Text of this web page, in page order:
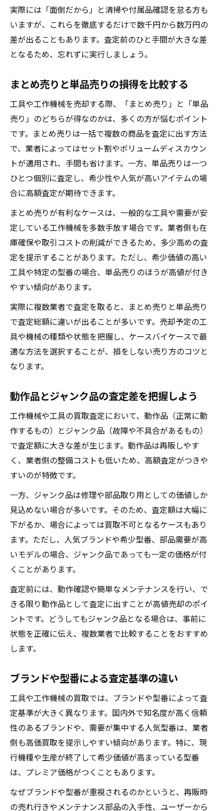
実際には「面倒だから」と清掃や付属品確認を怠る方も
いますが、これらを徹底するだけで数千円から数万円の
差が出ることもあります。査定前のひと手間が大きな差
となるため、忘れずに実行しましょう。
まとめ売りと単品売りの損得を比較する
工具や工作機械を売却する際、「まとめ売り」と「単品
売り」のどちらが得なのかは、多くの方が悩むポイント
です。まとめ売りは一括で複数の商品を査定に出す方法
で、業者によってはセット割やボリュームディスカウン
トが適用され、手間も省けます。一方、単品売りは一つ
ひとつ個別に査定し、希少性や人気が高いアイテムの場
合に高額査定が期待できます。
まとめ売りが有利なケースは、一般的な工具や需要が安
定している工作機械を多数手放す場合です。業者側も在
庫確保や取引コストの削減ができるため、多少高めの査
定を提示することがあります。ただし、希少価値の高い
工具や特定の型番の場合、単品売りのほうが高値が付き
やすい傾向があります。
実際に複数業者で査定を取ると、まとめ売りと単品売り
で査定総額に違いが出ることが多いです。売却予定の工
具や機械の種類や状態を把握し、ケースバイケースで最
適な方法を選択することが、損をしない売り方のコツと
なります。
動作品とジャンク品の査定差を把握しよう
工作機械や工具の買取査定において、動作品（正常に動
作するもの）とジャンク品（故障や不具合があるもの）
で査定額に大きな差が生じます。動作品は再販しやす
く、業者側の整備コストも低いため、高額査定がつきや
すいのが特徴です。
一方、ジャンク品は修理や部品取り用としての価値しか
見込めない場合が多いです。そのため、査定額は大幅に
下がるか、場合によっては買取不可となるケースもあり
ます。ただし、人気ブランドや希少型番、部品需要が高
いモデルの場合、ジャンク品であっても一定の価格が付
くことがあります。
査定前には、動作確認や簡単なメンテナンスを行い、で
きる限り動作品として査定に出すことが高値売却のポイ
ントです。どうしてもジャンク品となる場合は、事前に
状態を正確に伝え、複数業者で比較することをおすすめ
します。
ブランドや型番による査定基準の違い
工具や工作機械の買取では、ブランドや型番によって査
定基準が大きく異なります。国内外で知名度が高く信頼
性のあるブランドや、需要が集中する人気型番は、業者
側も高価買取を提示しやすい傾向があります。特に、現
行機種や生産が終了して希少価値が高まっている型番
は、プレミア価格がつくこともあります。
なぜブランドや型番が重視されるのかというと、再販時
の売れ行きやメンテナンス部品の入手性、ユーザーから